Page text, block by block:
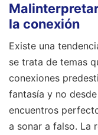
la conexión
Existe una
se trata de temas
conexiones
fantasía y no
encuentros
a sonar a falso. La